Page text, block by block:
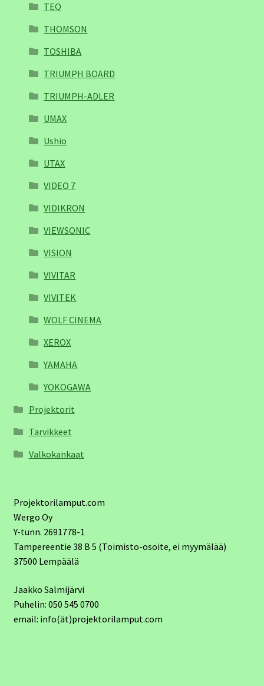
TEQ
THOMSON
TOSHIBA
TRIUMPH BOARD
TRIUMPH-ADLER
UMAX
Ushio
UTAX
VIDEO 7
VIDIKRON
VIEWSONIC
VISION
VIVITAR
VIVITEK
WOLF CINEMA
XEROX
YAMAHA
YOKOGAWA
Projektorit
Tarvikkeet
Valkokankaat
Projektorilamput.com
Wergo Oy
Y-tunn. 2691778-1
Tampereentie 38 B 5 (Toimisto-osoite, ei myymälää)
37500 Lempäälä
Jaakko Salmijärvi
Puhelin: 050 545 0700
email: info(ät)projektorilamput.com